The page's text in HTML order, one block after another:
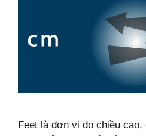
Feet là đơn vị đo chiều